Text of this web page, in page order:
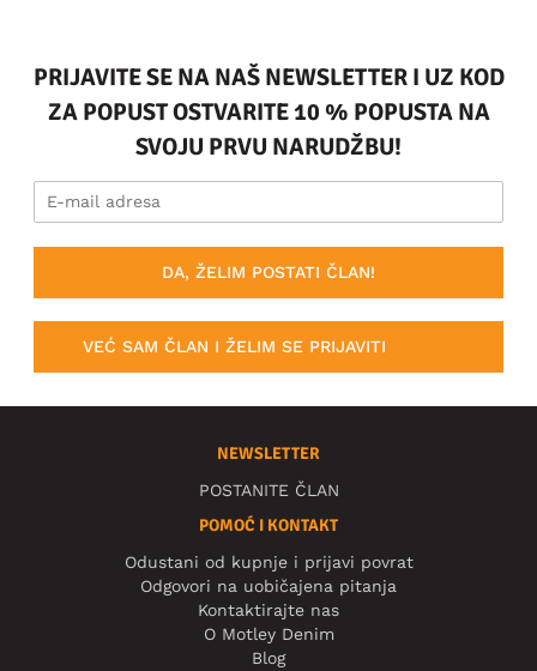
PRIJAVITE SE NA NAŠ NEWSLETTER I UZ KOD
ZA POPUST OSTVARITE 10 % POPUSTA NA
SVOJU PRVU NARUDŽBU!
DA, ŽELIM POSTATI ČLAN!
VEĆ SAM ČLAN I ŽELIM SE PRIJAVITI
NEWSLETTER
POSTANITE ČLAN
POMOĆ I KONTAKT
Odustani od kupnje i prijavi povrat
Odgovori na uobičajena pitanja
Kontaktirajte nas
O Motley Denim
Blog